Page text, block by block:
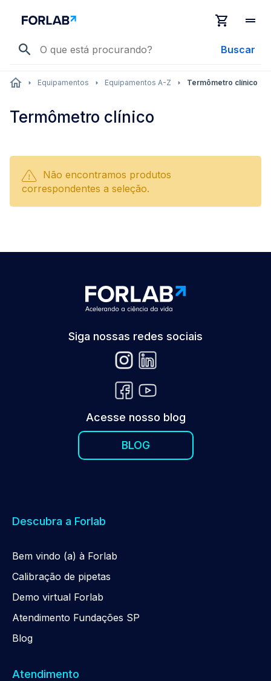
Buscar
Equipamentos Equipamentos A-Z Termômetro clínico
Termômetro clínico
Não encontramos produtos
correspondentes a seleção.
Siga nossas redes sociais
Acesse nosso blog
BLOG
Descubra a Forlab
Bem vindo (a) à Forlab
Calibração de pipetas
Demo virtual Forlab
Atendimento Fundações SP
Blog
Atendimento